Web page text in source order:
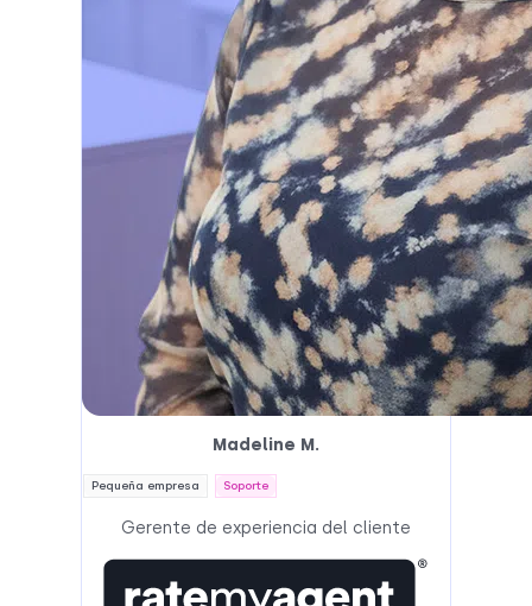
Madeline M.
Pequeña empresa Soporte
Gerente de experiencia del cliente